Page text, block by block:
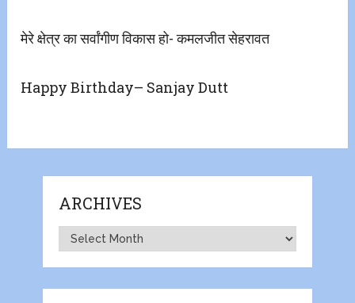
मेरे क्षेत्र का सर्वांगीण विकास हो- कमलजीत सेहरावत
Happy Birthday– Sanjay Dutt
ARCHIVES
Archives